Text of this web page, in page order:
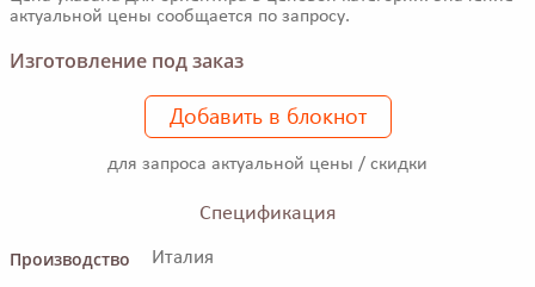
актуальной цены сообщается по запросу.
Изготовление под заказ
Добавить в блокнот
для запроса актуальной цены / скидки
Спецификация
Производство
Италия